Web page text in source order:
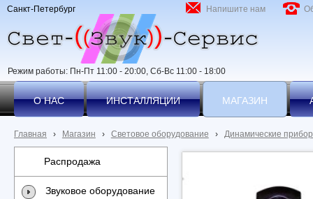
Режим работы: Пн-Пт 11:00 - 20:00, Сб-Вс 11:00 - 18:00
Напишите нам
Санкт-Петербург
О НАС ИНСТАЛЛЯЦИИ МАГАЗИН
Главная › Магазин › Световое оборудование › Динамические
Распродажа
Звуковое оборудование